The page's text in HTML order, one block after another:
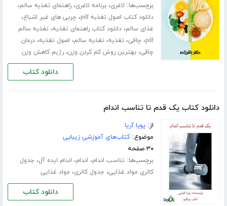
برچسب‌ها: لاغری،برنامه لاغری،راهنمای تغذیه سالم،
دانلود کتاب اصول تغذیه pdf ، چربی های غیر اشباع،
غذای سالم،دانلود کتاب راهنمای تغذیه، تغذیه سالم
pdf، چاقی، تغذیه، تغذیه سالم، اصول تغذیه،درمان
چاقی،بهترین روش کم کردن وزن،رژیم کاهش وزن
دانلود کتاب
دانلود کتاب یک قدم تا تناسب اندام
از:پویا آریا
موضوع:کتاب‌های آموزشی زیبایی
۳۰ صفحه
برچسب‌ها: تناسب اندام، اندام، اندام ایده آل، جدول
کالری مواد غذایی، جدول کالری، مواد غذایی
دانلود کتاب